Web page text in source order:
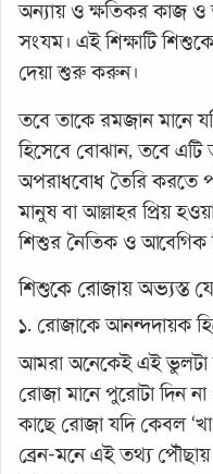
অন্যায় ও ক্ষতিকর কাজ ও
সংযম। এই শিক্ষাটি
দেয়া শুরু করুন।
তবে তাকে রমজান মানে
হিসেবে বোঝান, তবে এটি
অপরাধবোধ তৈরি করতে
মানুষ বা আল্লাহর প্রিয়
শিশুর নৈতিক ও আবেগিক
শিশুকে রোজায় অভ্যস্ত
১. রোজাকে আনন্দদায়ক
আমরা অনেকেই এই ভুলটা
রোজা মানে পুরোটা দিন
কাছে রোজা যদি কেবল
ব্রেন-মনে এই তথ্য পৌঁছায়